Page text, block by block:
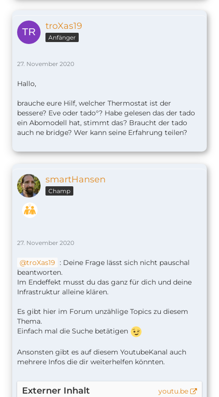
troXas19
Anfänger
27. November 2020
Hallo,
brauche eure Hilf, welcher Thermostat ist der
bessere? Eve oder tado°? Habe gelesen das der tado
ein Abomodell hat, stimmt das? Braucht der tado
auch ne bridge? Wer kann seine Erfahrung teilen?
smartHansen
Champ
27. November 2020
troXas19 : Deine Frage lässt sich nicht pauschal
beantworten.
Im Endeffekt musst du das ganz für dich und deine
Infrastruktur alleine klären.
Es gibt hier im Forum unzählige Topics zu diesem
Thema.
Einfach mal die Suche betätigen
Ansonsten gibt es auf diesem YoutubeKanal auch
mehrere Infos die dir weiterhelfen könnten.
Externer Inhalt
youtu.be